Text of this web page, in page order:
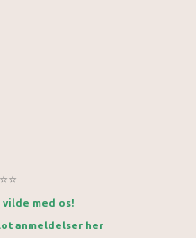
med os!
anmeldelser her